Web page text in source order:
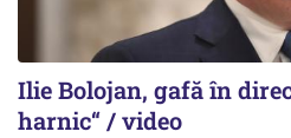
Ilie Bolojan, gafă în
harnic“ / video